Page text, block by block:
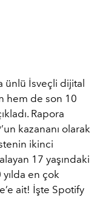
ünlü İsveçli dijital
hem de son 10
Rapora
kazananı olarak
ikinci
17 yaşındaki
yılda en çok
ait! İşte Spotify